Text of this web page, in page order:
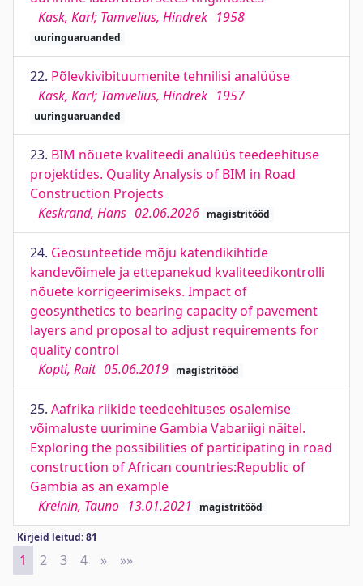
Kask, Karl; Tamvelius, Hindrek 1958
uuringuaruanded
22. Põlevkivibituumenite tehnilisi analüüse
Kask, Karl; Tamvelius, Hindrek 1957
uuringuaruanded
23. BIM nõuete kvaliteedi analüüs teedeehituse
projektides. Quality Analysis of BIM in Road
Construction Projects
Keskrand, Hans 02.06.2026 magistritööd
24. Geosünteetide mõju katendikihtide
kandevõimele ja ettepanekud kvaliteedikontrolli
nõuete korrigeerimiseks. Impact of
geosynthetics to bearing capacity of pavement
layers and proposal to adjust requirements for
quality control
Kopti, Rait 05.06.2019 magistritööd
25. Aafrika riikide teedeehituses osalemise
võimaluste uurimine Gambia Vabariigi näitel.
Exploring the possibilities of participating in road
construction of African countries:Republic of
Gambia as an example
Kreinin, Tauno 13.01.2021 magistritööd
Kirjeid leitud: 81
1 2 3 4 » Next
»»